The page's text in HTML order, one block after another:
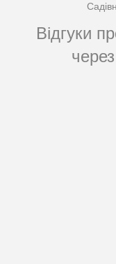
Відгуки